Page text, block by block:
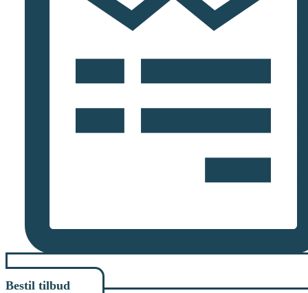
Bestil tilbud